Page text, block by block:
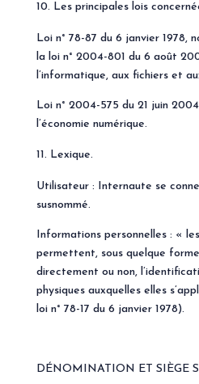
Les principales lois
Loi n° 78-87 du 6 janvier 1978,
la loi n° 2004-801 du 6 août
l’informatique, aux fichiers et
Loi n° 2004-575 du 21 juin
l’économie numérique.
Lexique.
Utilisateur : Internaute se
susnommé.
Informations personnelles : «
permettent, sous quelque
directement ou non,
physiques auxquelles elles
loi n° 78-17 du 6 janvier 1978).
DÉNOMINATION ET SIÈGE